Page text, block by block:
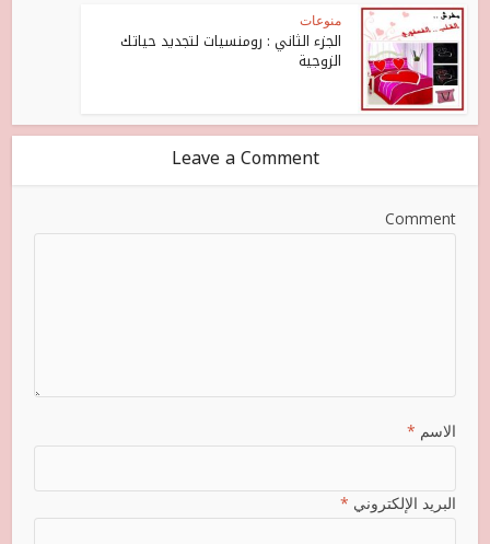
منوعات
الجزء الثاني : رومنسيات لتجديد حياتك
الزوجية
Leave a Comment
Comment
الاسم *
البريد الإلكتروني *